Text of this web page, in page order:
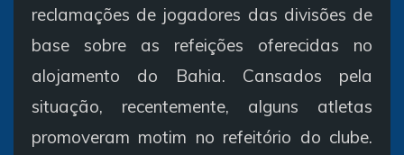
reclamações de jogadores das divisões de
base sobre as refeições oferecidas no
alojamento do Bahia. Cansados pela
situação, recentemente, alguns atletas
promoveram motim no refeitório do clube.